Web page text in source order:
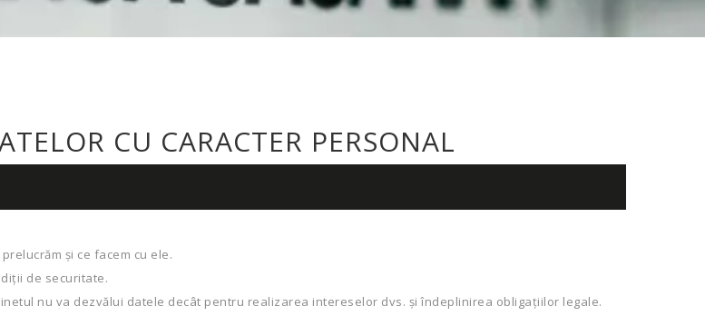
CU CARACTER PERSONAL
și ce facem cu ele.
de securitate.
nu va dezvălui datele decât pentru realizarea intereselor dvs. și îndeplinirea obligațiilor legale.